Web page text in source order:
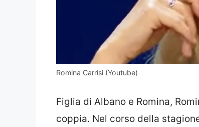
Romina Carrisi (Youtube)
Figlia di Albano e Romina,
coppia. Nel corso della